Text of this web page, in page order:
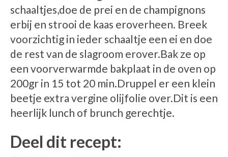
schaaltjes,doe de prei en de champignons
erbij en strooi de kaas eroverheen. Breek
voorzichtig in ieder schaaltje een ei en doe
de rest van de slagroom erover.Bak ze op
een voorverwarmde bakplaat in de oven op
200gr in 15 tot 20 min.Druppel er een klein
beetje extra vergine olijfolie over.Dit is een
heerlijk lunch of brunch gerechtje.
Deel dit recept: